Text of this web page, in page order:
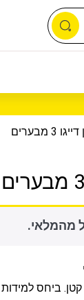
מבערים
מהמלאי.
קטן. ביחס